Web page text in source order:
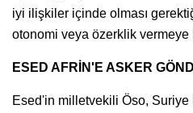
iyi ilişkiler içinde olması
otonomi veya özerklik vermeye
ESED AFRİN'E ASKER
Esed'in milletvekili Öso,